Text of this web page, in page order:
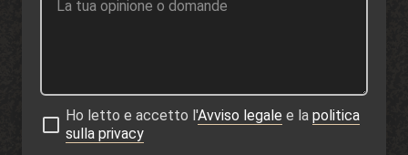
Ho letto e accetto l'Avviso legale e la politica
sulla privacy